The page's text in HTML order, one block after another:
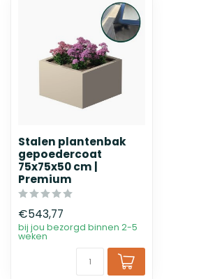
Stalen plantenbak
gepoedercoat
75x75x50 cm |
Premium
€543,77
bij jou bezorgd binnen 2-5
weken